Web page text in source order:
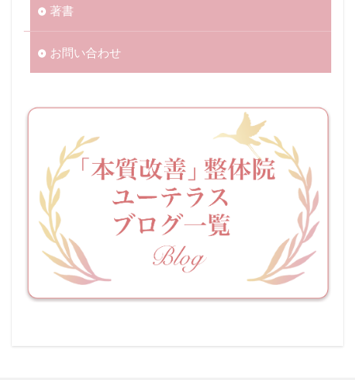
著書
お問い合わせ